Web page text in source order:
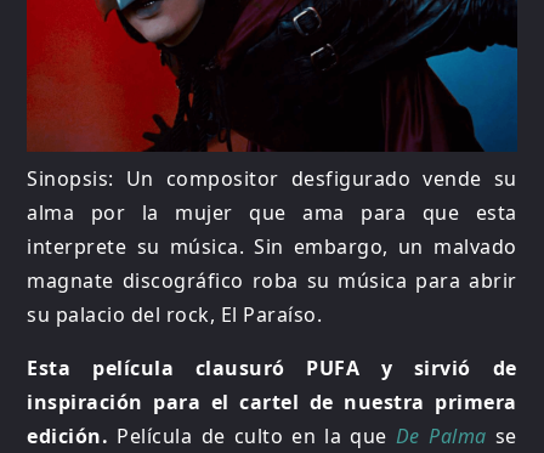
Sinopsis: Un compositor desfigurado vende su
alma por la mujer que ama para que esta
interprete su música. Sin embargo, un malvado
magnate discográfico roba su música para abrir
su palacio del rock, El Paraíso.
Esta película clausuró PUFA y sirvió de
inspiración para el cartel de nuestra primera
edición. Película de culto en la que De Palma se